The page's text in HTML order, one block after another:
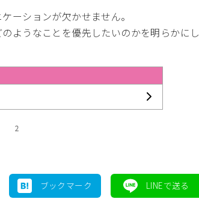
ーションが欠かせません。
ようなことを優先したいのかを明らかにし
2